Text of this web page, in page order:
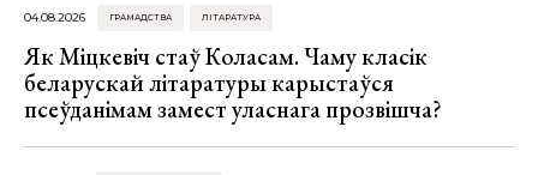
04.08.2026 ГРАМАДСТВА ЛІТАРАТУРА
Як Міцкевіч стаў Коласам. Чаму класік
беларускай літаратуры карыстаўся
псеўданімам замест уласнага прозвішча?